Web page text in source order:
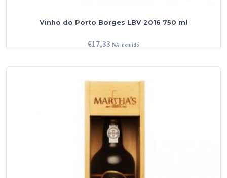
Vinho do Porto Borges LBV 2016 750 ml
€17,33 IVA incluído